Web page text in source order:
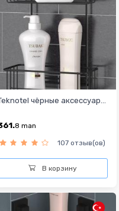
чёрные аксессуар...
8 man
107 отзыв(ов)
В корзину